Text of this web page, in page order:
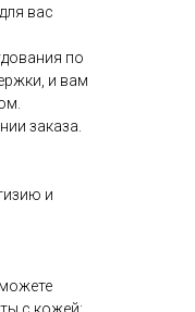
вас
по
и вам
заказа.
и